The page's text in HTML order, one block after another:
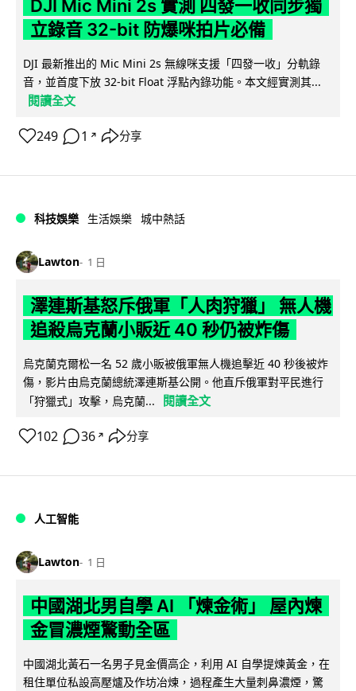
DJI Mic Mini 2s 實測 四發一收同步獨
立錄音 32-bit 防爆咪拍片必備
DJI 最新推出的 Mic Mini 2s 無線咪支援「四發一收」分軌錄
音，並首度下放 32-bit Float 浮點內錄功能。本文經實測其...
閱讀全文
249 1 ↗ 分享
科技娛樂 生活娛樂 城中熱話
Lawton 1 日
澤連斯基怒斥俄軍「人肉狩獵」 無人機
追殺烏克蘭小販近 40 秒仍被炸傷
烏克蘭克爾松一名 52 歲小販被俄軍無人機追擊近 40 秒後被炸
傷，影片由烏克蘭總統澤連斯基公開。他直斥俄軍對平民進行
「狩獵式」攻擊，烏克蘭...
閱讀全文
102 36 ↗ 分享
人工智能
Lawton 1 日
中國湖北男自學 AI 「煉金術」 屋內煉
金冒濃煙驚動全區
中國湖北黃石一名男子見金價高企，利用 AI 自學提煉黃金，在
租住單位私設高壓爐及作坊冶煉，過程產生大量刺鼻濃煙，驚